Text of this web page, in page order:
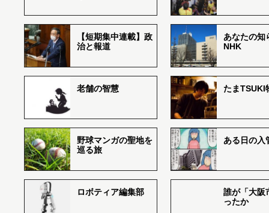
【短期集中連載】政
治と報道
あなたの知
NHK
老舗の智慧 たまTSUKI
野球マンガの聖地を
巡る旅
ある日の入
ロボティア編集部
誰が「大阪
ったか